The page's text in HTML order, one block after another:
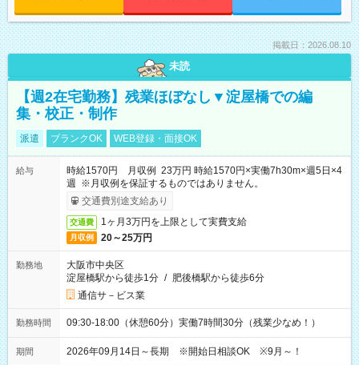
掲載日：2026.08.10
未読
【週2在宅勤務】残業ほぼなし▼淀屋橋での編
集・校正・制作
派遣 ブランクOK WEB登録・面接OK
給与
時給1570円 月収例 23万円 時給1570円×実働7h30m×週5日×4
週 ※月収例を保証するものではありません。
交通費別途支給あり
交通費 1ヶ月3万円を上限として実費支給
月収例 20～25万円
勤務地
大阪市中央区
淀屋橋駅から徒歩1分 / 肥後橋駅から徒歩6分
通信サ－ビス業
勤務時間 09:30-18:00（休憩60分）実働7時間30分（残業少なめ！）
期間 2026年09月14日～長期 ※開始日相談OK ※9月～！